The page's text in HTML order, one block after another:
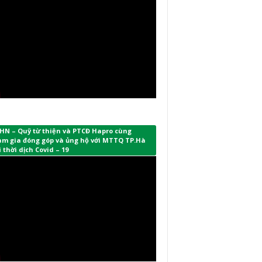
– Quỹ từ thiện và PTCĐ Hapro cùng
gia đóng góp và ủng hộ với MTTQ TP.Hà
thời dịch Covid – 19